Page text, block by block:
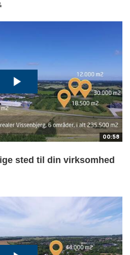
00:58
sted til din virksomhed